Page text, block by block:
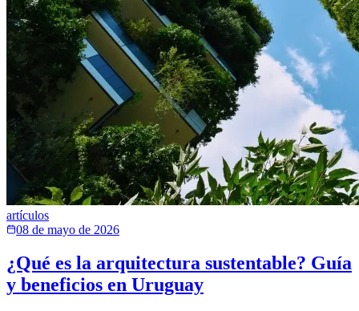
artículos
08 de mayo de 2026
¿Qué es la arquitectura sustentable? Guía
y beneficios en Uruguay